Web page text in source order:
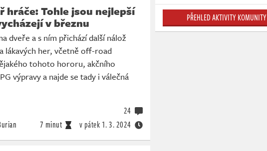
hráče: Tohle jsou nejlepší
v březnu
dveře a s ním přichází další nálož
lákavých her, včetně off-road
tohoto hororu, akčního
výpravy a najde se tady i válečná
7 minut v pátek 1. 3. 2024
24
PŘEHLED AKTIVITY KOMUNITY